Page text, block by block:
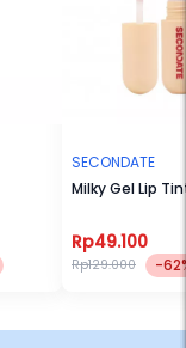
SECONDATE
Milky Gel Lip
Rp49.100
Rp129.000 -